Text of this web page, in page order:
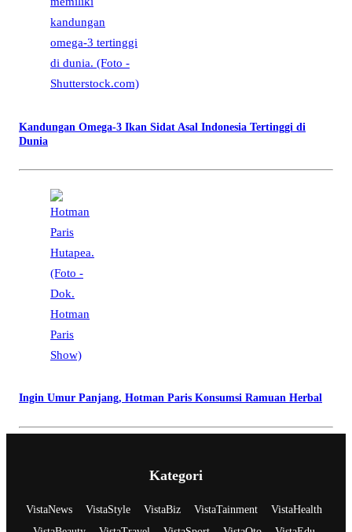
Kandungan Omega-3 Ikan Sidat Asal Indonesia Tertinggi di
Dunia
Ingin Umur Panjang, Hotman Paris Konsumsi Ramuan Herbal
Kategori
VistaNews VistaStyle VistaBiz VistaTainment
VistaHealth